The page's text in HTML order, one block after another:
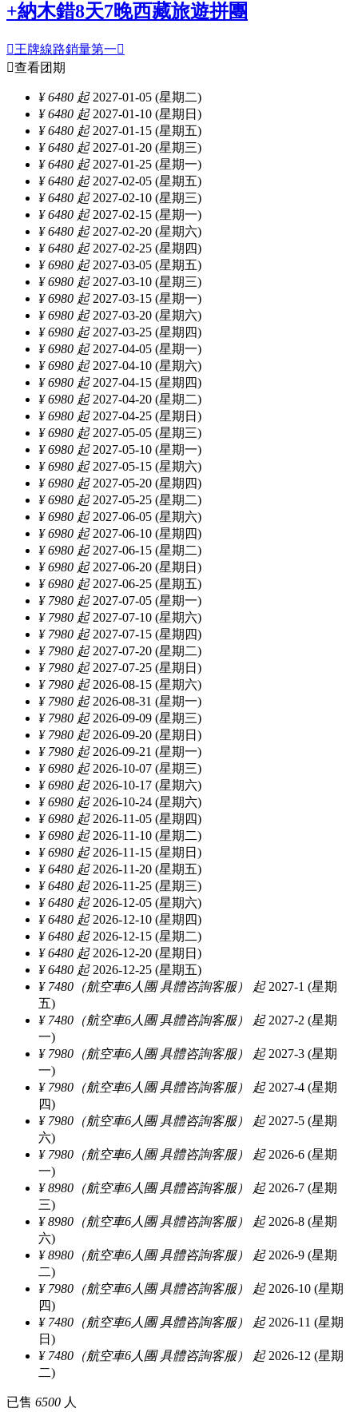
+納木錯8天7晚西藏旅遊拼團
王牌線路銷量第一
查看团期
¥ 6480 起2027-01-05 (星期二)
¥ 6480 起2027-01-10 (星期日)
¥ 6480 起2027-01-15 (星期五)
¥ 6480 起2027-01-20 (星期三)
¥ 6480 起2027-01-25 (星期一)
¥ 6480 起2027-02-05 (星期五)
¥ 6480 起2027-02-10 (星期三)
¥ 6480 起2027-02-15 (星期一)
¥ 6480 起2027-02-20 (星期六)
¥ 6480 起2027-02-25 (星期四)
¥ 6980 起2027-03-05 (星期五)
¥ 6980 起2027-03-10 (星期三)
¥ 6980 起2027-03-15 (星期一)
¥ 6980 起2027-03-20 (星期六)
¥ 6980 起2027-03-25 (星期四)
¥ 6980 起2027-04-05 (星期一)
¥ 6980 起2027-04-10 (星期六)
¥ 6980 起2027-04-15 (星期四)
¥ 6980 起2027-04-20 (星期二)
¥ 6980 起2027-04-25 (星期日)
¥ 6980 起2027-05-05 (星期三)
¥ 6980 起2027-05-10 (星期一)
¥ 6980 起2027-05-15 (星期六)
¥ 6980 起2027-05-20 (星期四)
¥ 6980 起2027-05-25 (星期二)
¥ 6980 起2027-06-05 (星期六)
¥ 6980 起2027-06-10 (星期四)
¥ 6980 起2027-06-15 (星期二)
¥ 6980 起2027-06-20 (星期日)
¥ 6980 起2027-06-25 (星期五)
¥ 7980 起2027-07-05 (星期一)
¥ 7980 起2027-07-10 (星期六)
¥ 7980 起2027-07-15 (星期四)
¥ 7980 起2027-07-20 (星期二)
¥ 7980 起2027-07-25 (星期日)
¥ 7980 起2026-08-15 (星期六)
¥ 7980 起2026-08-31 (星期一)
¥ 7980 起2026-09-09 (星期三)
¥ 7980 起2026-09-20 (星期日)
¥ 7980 起2026-09-21 (星期一)
¥ 6980 起2026-10-07 (星期三)
¥ 6980 起2026-10-17 (星期六)
¥ 6980 起2026-10-24 (星期六)
¥ 6980 起2026-11-05 (星期四)
¥ 6980 起2026-11-10 (星期二)
¥ 6980 起2026-11-15 (星期日)
¥ 6480 起2026-11-20 (星期五)
¥ 6480 起2026-11-25 (星期三)
¥ 6480 起2026-12-05 (星期六)
¥ 6480 起2026-12-10 (星期四)
¥ 6480 起2026-12-15 (星期二)
¥ 6480 起2026-12-20 (星期日)
¥ 6480 起2026-12-25 (星期五)
¥ 7480（航空車6人團 具體咨詢客服） 起2027-1 (星期
五)
¥ 7480（航空車6人團 具體咨詢客服） 起2027-2 (星期
一)
¥ 7980（航空車6人團 具體咨詢客服） 起2027-3 (星期
一)
¥ 7980（航空車6人團 具體咨詢客服） 起2027-4 (星期
四)
¥ 7980（航空車6人團 具體咨詢客服） 起2027-5 (星期
六)
¥ 7980（航空車6人團 具體咨詢客服） 起2026-6 (星期
一)
¥ 8980（航空車6人團 具體咨詢客服） 起2026-7 (星期
三)
¥ 8980（航空車6人團 具體咨詢客服） 起2026-8 (星期
六)
¥ 8980（航空車6人團 具體咨詢客服） 起2026-9 (星期
二)
¥ 7980（航空車6人團 具體咨詢客服） 起2026-10 (星期
四)
¥ 7480（航空車6人團 具體咨詢客服） 起2026-11 (星期
日)
¥ 7480（航空車6人團 具體咨詢客服） 起2026-12 (星期
二)
已售 6500 人